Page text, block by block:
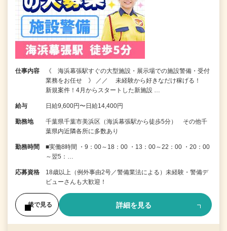
仕事内容
《 海浜幕張駅すぐの大型施設・展示場での施設警備・受付
業務をお任せ 》 ／／ 未経験から好きなだけ稼げる！
新規案件！4月からスタートした新施設 …
給与 日給9,600円〜日給14,400円
勤務地
千葉県千葉市美浜区（海浜幕張駅から徒歩5分） その他千
葉県内近隣各所に多数あり
勤務時間
■実働8時間 ・9：00～18：00 ・13：00～22：00 ・20：00
～翌5：…
応募資格
18歳以上（例外事由2号／警備業法による）未経験・警備デ
ビューさんも大歓迎！
後で見る 詳細を見る